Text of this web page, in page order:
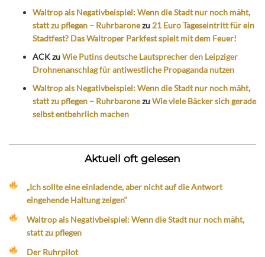
Waltrop als Negativbeispiel: Wenn die Stadt nur noch mäht,
statt zu pflegen – Ruhrbaronezu 21 Euro Tageseintritt für ein
Stadtfest? Das Waltroper Parkfest spielt mit dem Feuer!
ACKzuWie Putins deutsche Lautsprecher den Leipziger
Drohnenanschlag für antiwestliche Propaganda nutzen
Waltrop als Negativbeispiel: Wenn die Stadt nur noch mäht,
statt zu pflegen – RuhrbaronezuWie viele Bäcker sich gerade
selbst entbehrlich machen
Aktuell oft gelesen
„Ich sollte eine einladende, aber nicht auf die Antwort
eingehende Haltung zeigen“
Waltrop als Negativbeispiel: Wenn die Stadt nur noch mäht,
statt zu pflegen
Der Ruhrpilot